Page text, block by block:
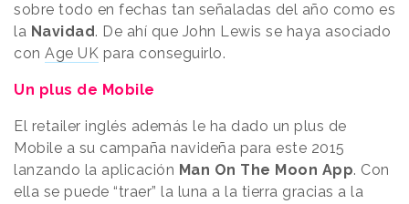
sobre todo en fechas tan señaladas del año como es
la Navidad. De ahí que John Lewis se haya asociado
con Age UK para conseguirlo.
Un plus de Mobile
El retailer inglés además le ha dado un plus de
Mobile a su campaña navideña para este 2015
lanzando la aplicación Man On The Moon App. Con
ella se puede “traer” la luna a la tierra gracias a la